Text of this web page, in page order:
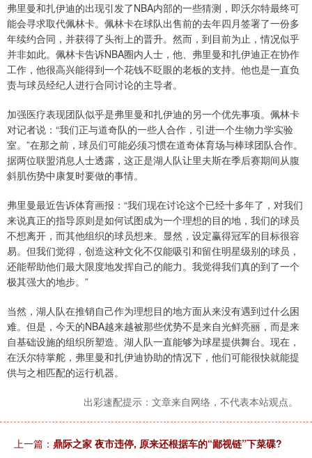
弗里曼和扎伊迪的出现引发了NBA内部的一些猜测，即沃尔特最终可
能会寻求取代佩林卡。佩林卡在球队出售前的去年四月签署了一份多
年续约合同，并获得了头衔上的晋升。然而，到目前为止，情况似乎
并非如此。佩林卡告诉NBA圈内人士，他、弗里曼和扎伊迪正在协作
工作，他很高兴能得到一个花钱不眨眼的老板的支持。他也是一直负
责与球员经纪人进行合同讨论的主导者。
加强医疗表现团队似乎是弗里曼和扎伊迪的另一个优先事项。佩林卡
对记者说：“我们正与道奇队的一些人合作，引进一个生物力学实验
室。”在那之前，球员们可能必须习惯在道奇体育场与棒球团队合作。
据两位联盟消息人士透露，这正是湖人队让里夫斯在季后赛期间从腹
斜肌伤势中康复时要做的事情。
弗里曼最近告诉体育画报：“我们现在讨论这个已经十多年了，对我们
来说真正的指导原则是如何试图成为一个理想的目的地，我们的球员
不想离开，而其他组织的球员想来。显然，设定赢得冠军的目标很容
易。但我们觉得，创造这种文化不仅能吸引和留住明星级别的球员，
还能帮助他们最大限度地发挥自己的能力。我觉得我们真的到了一个
极其强大的地步。”
当然，湖人队在推销自己作为理想目的地方面从来没有遇到过什么困
难。但是，今天的NBA越来越被那些优势不是来自光鲜亮丽，而是来
自基础设施的组织所塑造。湖人队一直能够为球星提供舞台。现在，
在沃尔特掌舵，弗里曼和扎伊迪协助的情况下，他们可能很快就能提
供与之相匹配的运行机器。
出彩速配提示：文章来自网络，不代表本站观点。
上一篇： 鼎际之家 夜市违停, 原来还根据车的“鄙视链”下菜碟?